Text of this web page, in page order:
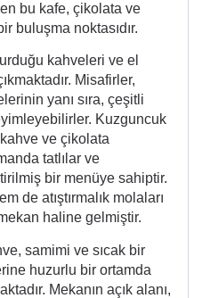
bu kafe, çikolata ve
buluşma noktasıdır.
kahveleri ve el
Misafirler,
yanı sıra, çeşitli
Kuzguncuk
ve çikolata
tatlılar ve
bir menüye sahiptir.
de atıştırmalık molaları
haline gelmiştir.
samimi ve sıcak bir
huzurlu bir ortamda
Mekanın açık alanı,